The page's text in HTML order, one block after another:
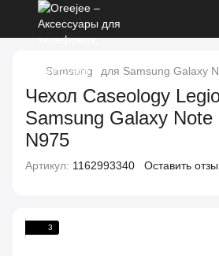
Samsung для Samsung Galaxy
Чехол Caseology
Samsung Galaxy
N975
Артикул: 1162993340 Оставить
3